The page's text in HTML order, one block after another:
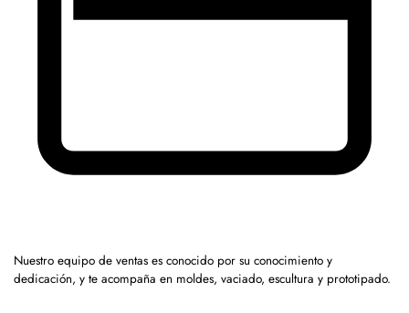
Nuestro equipo de ventas es conocido por su conocimiento y
dedicación, y te acompaña en moldes, vaciado, escultura y prototipado.